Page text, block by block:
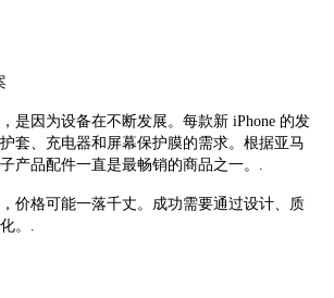
是因为设备在不断发展。每款新 iPhone 的发
套、充电器和屏幕保护膜的需求。根据亚马
产品配件一直是最畅销的商品之一。.
价格可能一落千丈。成功需要通过设计、质
。.